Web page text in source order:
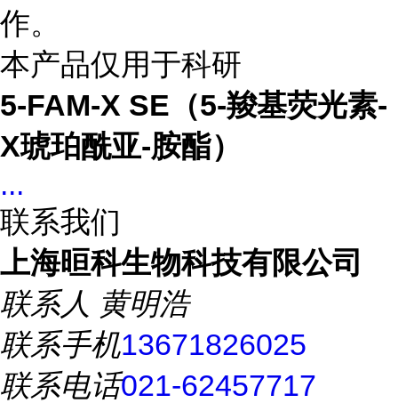
作。
本产品仅用于科研
5-FAM-X SE（5-羧基荧光素-
X琥珀酰亚-胺酯）
...
联系我们
上海晅科生物科技有限公司
联系人 黄明浩
联系手机13671826025
联系电话021-62457717